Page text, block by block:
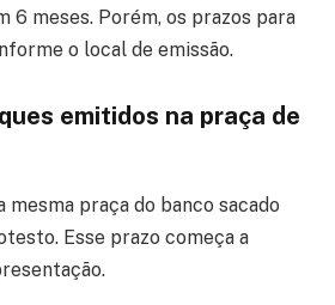
6 meses. Porém, os prazos para
o local de emissão.
emitidos na praça de
mesma praça do banco sacado
Esse prazo começa a